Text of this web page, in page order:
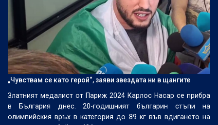
„Чувствам се като герой“, заяви звездата ни в щангите
Златният медалист от Париж 2024 Карлос Насар се прибра
в България днес. 20-годишният българин стъпи на
олимпийския връх в категория до 89 кг във вдигането на